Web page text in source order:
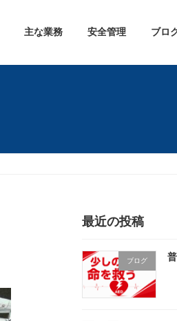
主な業務 安全管理 ブロ
最近の投稿
ブログ